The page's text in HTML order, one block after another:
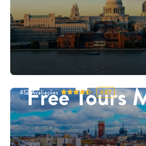
Free Tours
452 Avaliações 4.87